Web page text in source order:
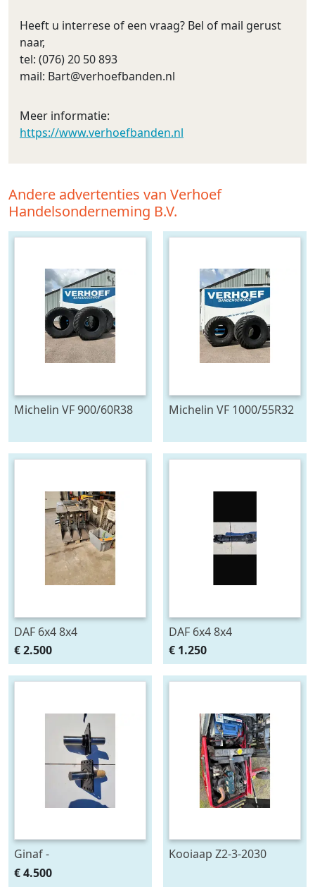
Heeft u interrese of een vraag? Bel of mail gerust
naar,
tel: (076) 20 50 893
mail: Bart@verhoefbanden.nl
Meer informatie:
https://www.verhoefbanden.nl
Andere advertenties van Verhoef
Handelsonderneming B.V.
Michelin VF 900/60R38
Michelin VF 1000/55R32
DAF 6x4 8x4
€ 2.500
DAF 6x4 8x4
€ 1.250
Ginaf -
€ 4.500
Kooiaap Z2-3-2030